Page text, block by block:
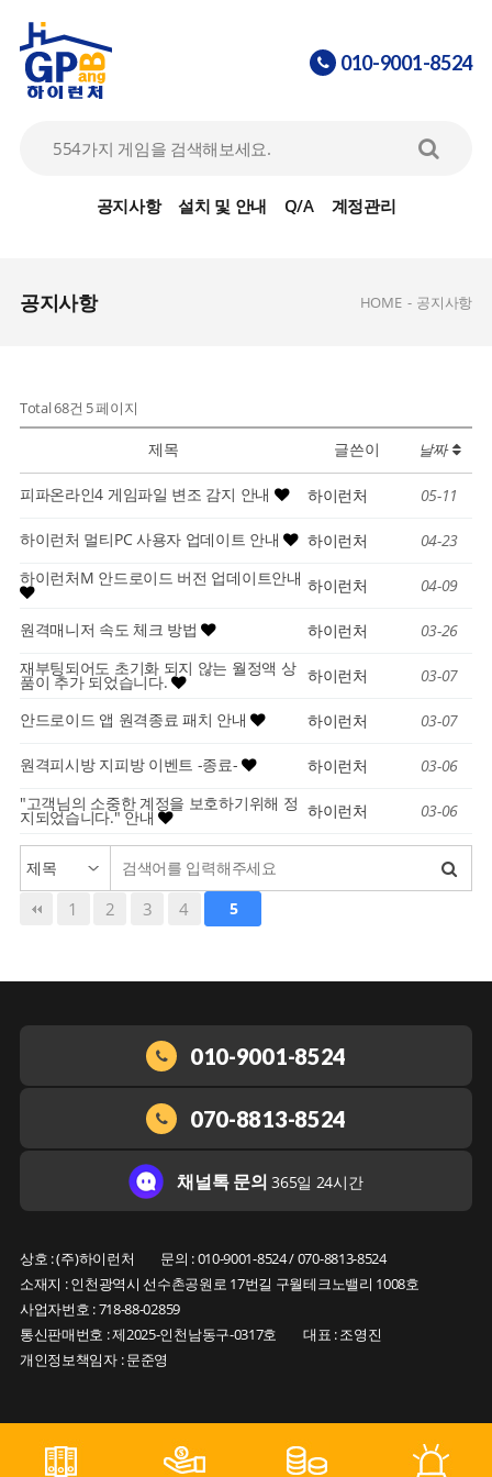
공지사항 설치 및 안내 Q/A 계정관리
010-9001-8524
공지사항 HOME - 공지사항
Total 68건 5 페이지
제목 글쓴이 날짜
피파온라인4 게임파일 변조 감지 안내 하이런처 05-11
하이런처 멀티PC 사용자 업데이트 안내 하이런처
04-23
하이런처M 안드로이드 버전 업데이트안내 하이런처 04-09
원격매니저 속도 체크 방법 하이런처
03-26
재부팅되어도 초기화 되지 않는 월정액 상
품이 추가 되었습니다. 하이런처 03-07
안드로이드 앱 원격종료 패치 안내 하이런처 03-07
원격피시방 지피방 이벤트 -종료- 하이런처
03-06
"고객님의 소중한 계정을 보호하기위해 정
지되었습니다." 안내 하이런처 03-06
1 2 3 4 5
상호 : (주)하이런처
문의 : 010-9001-8524 / 070-8813-8524
소재지 : 인천광역시 선수촌공원로 17번길 구월테크노밸리 1008호
사업자번호 : 718-88-02859
통신판매번호 : 제2025-인천남동구-0317호
대표 : 조영진
개인정보책임자 : 문준영
010-9001-8524
070-8813-8524
채널톡 문의365일 24시간